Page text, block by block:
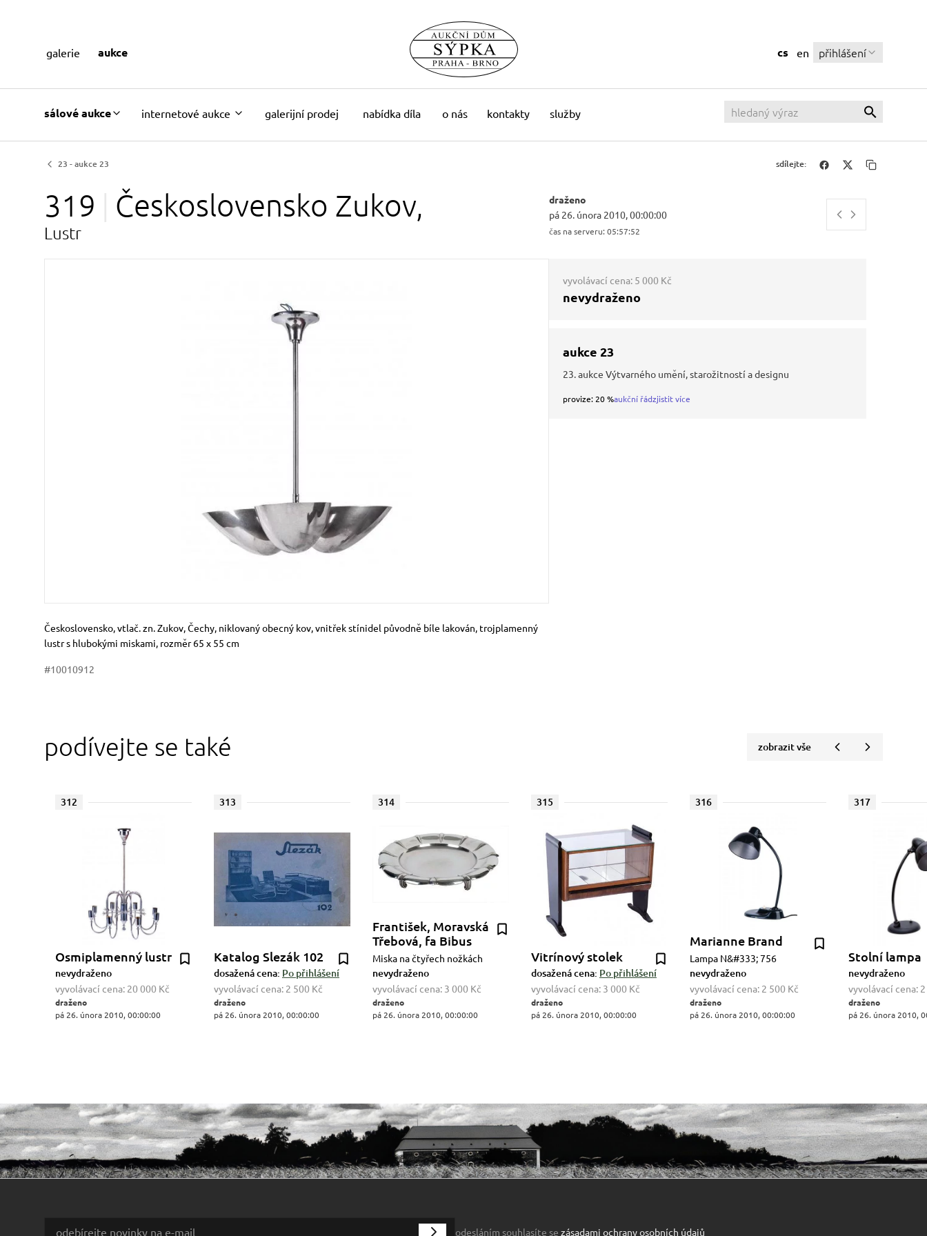
sálové aukce internetové aukce galerijní prodej nabídka díla o nás kontakty služby
cs en přihlášení
galerie aukce
23 - aukce 23 sdílejte:
319 Československo Zukov,
Lustr
draženo
pá 26. února 2010, 00:00:00
čas na serveru: 05:57:53
Rozměry
Stručný popis předmětu
Československo, vtlač. zn. Zukov, Čechy, niklovaný obecný kov, vnitřek stínidel původně bíle lakován, trojplamenný
lustr s hlubokými miskami, rozměr 65 x 55 cm
#10010912
vyvolávací cena: 5 000 Kč
nevydraženo
aukce 23
23. aukce Výtvarného umění, starožitností a designu
provize: 20 %aukční řádzjistit více
podívejte se také zobrazit vše
312
Osmiplamenný lustr
nevydraženo
vyvolávací cena: 20 000 Kč
draženo
pá 26. února 2010, 00:00:00
313
Katalog Slezák 102
dosažená cena: Po přihlášení
vyvolávací cena: 2 500 Kč
draženo
pá 26. února 2010, 00:00:00
314
František, Moravská
Třebová, fa Bibus
Miska na čtyřech nožkách
nevydraženo
vyvolávací cena: 3 000 Kč
draženo
pá 26. února 2010, 00:00:00
315
Vitrínový stolek
dosažená cena: Po přihlášení
vyvolávací cena: 3 000 Kč
draženo
pá 26. února 2010, 00:00:00
316
Marianne Brand
Lampa N&#333; 756
nevydraženo
vyvolávací cena: 2 500 Kč
draženo
pá 26. února 2010, 00:00:00
317
Stolní lampa
nevydraženo
vyvolávací cena:
draženo
pá 26. února 2010,
odesláním souhlasíte se zásadami ochrany osobních údajů